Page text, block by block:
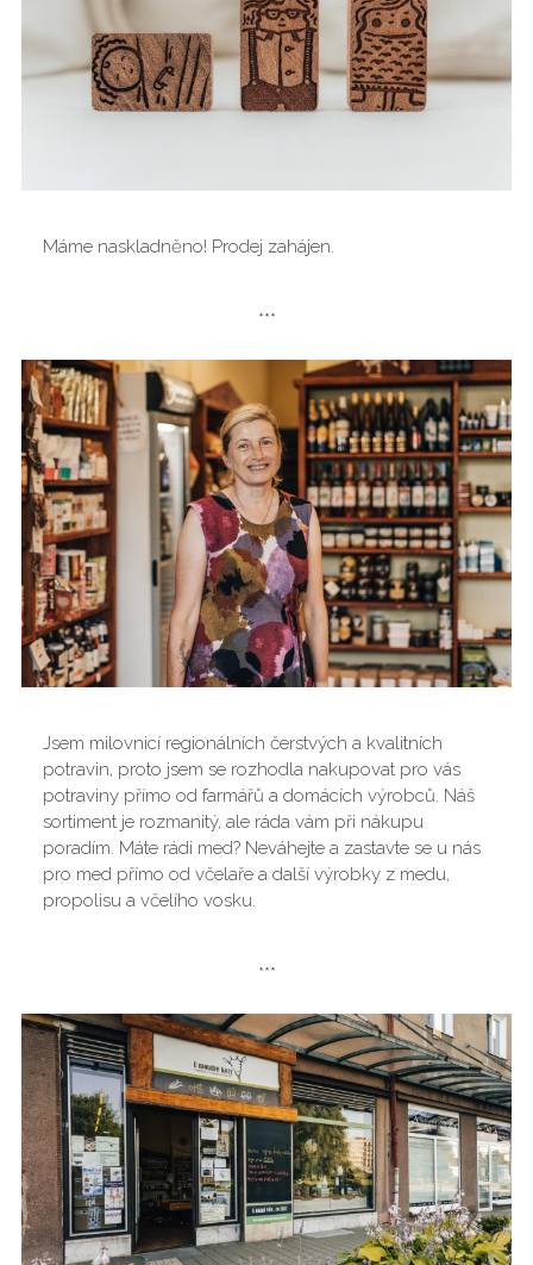
Máme naskladněno! Prodej zahájen.
***
Jsem milovnicí regionálních čerstvých a kvalitních
potravin, proto jsem se rozhodla nakupovat pro vás
potraviny přímo od farmářů a domácích výrobců. Náš
sortiment je rozmanitý, ale ráda vám při nákupu
poradím. Máte rádi med? Neváhejte a zastavte se u nás
pro med přímo od včelaře a další výrobky z medu,
propolisu a včelího vosku.
***